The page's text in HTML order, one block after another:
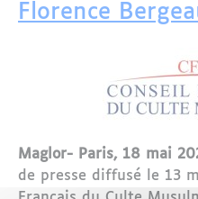
Florence
Maglor- Paris, 18 mai
de presse diffusé le 13